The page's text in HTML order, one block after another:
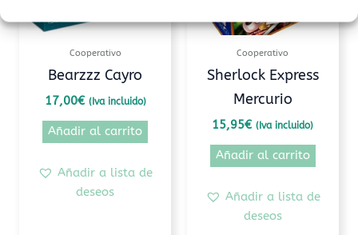
Cooperativo
Bearzzz Cayro
17,00€ (Iva incluido)
Añadir al carrito
Añadir a lista de
deseos
Cooperativo
Sherlock Express
Mercurio
15,95€ (Iva incluido)
Añadir al carrito
Añadir a lista de
deseos